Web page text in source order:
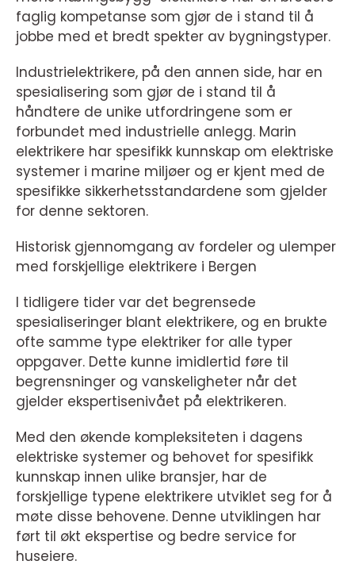
faglig kompetanse som gjør de i stand til å
jobbe med et bredt spekter av bygningstyper.
Industrielektrikere, på den annen side, har en
spesialisering som gjør de i stand til å
håndtere de unike utfordringene som er
forbundet med industrielle anlegg. Marin
elektrikere har spesifikk kunnskap om elektriske
systemer i marine miljøer og er kjent med de
spesifikke sikkerhetsstandardene som gjelder
for denne sektoren.
Historisk gjennomgang av fordeler og ulemper
med forskjellige elektrikere i Bergen
I tidligere tider var det begrensede
spesialiseringer blant elektrikere, og en brukte
ofte samme type elektriker for alle typer
oppgaver. Dette kunne imidlertid føre til
begrensninger og vanskeligheter når det
gjelder ekspertisenivået på elektrikeren.
Med den økende kompleksiteten i dagens
elektriske systemer og behovet for spesifikk
kunnskap innen ulike bransjer, har de
forskjellige typene elektrikere utviklet seg for å
møte disse behovene. Denne utviklingen har
ført til økt ekspertise og bedre service for
huseiere.